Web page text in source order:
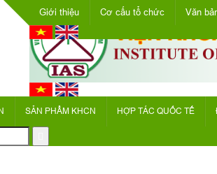
Giới thiệu Cơ cấu tổ chức Văn
SẢN PHẨM KHCN HỢP TÁC QUỐC TẾ